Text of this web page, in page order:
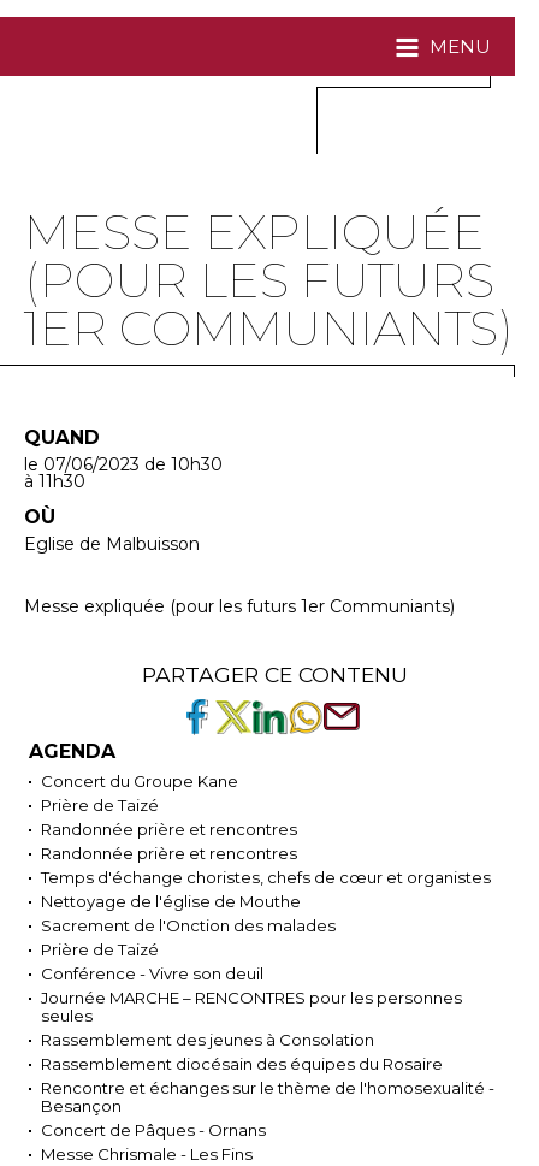
MENU
MESSE EXPLIQUÉE
(POUR LES FUTURS
1ER COMMUNIANTS)
QUAND
le 07/06/2023 de 10h30
à 11h30
OÙ
Eglise de Malbuisson
Messe expliquée (pour les futurs 1er Communiants)
PARTAGER CE CONTENU
AGENDA
Concert du Groupe Kane
Prière de Taizé
Randonnée prière et rencontres
Randonnée prière et rencontres
Temps d'échange choristes, chefs de cœur et organistes
Nettoyage de l'église de Mouthe
Sacrement de l'Onction des malades
Prière de Taizé
Conférence - Vivre son deuil
Journée MARCHE – RENCONTRES pour les personnes
seules
Rassemblement des jeunes à Consolation
Rassemblement diocésain des équipes du Rosaire
Rencontre et échanges sur le thème de l'homosexualité -
Besançon
Concert de Pâques - Ornans
Messe Chrismale - Les Fins